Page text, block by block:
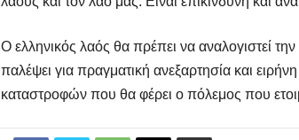
Ο ελληνικός λαός θα πρέπει να αναλογιστεί
παλέψει για πραγματική ανεξαρτησία και
καταστροφών που θα φέρει ο πόλεμος που